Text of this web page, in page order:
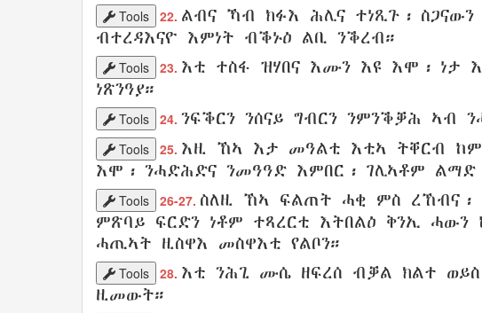
Tools 22. ልብና ኻብ ክፉእ ሕሊና ተነጺጉ ፡ ስጋናውን
ብተረዳእናዮ እምነት ብቕኑዕ ልቢ ንቕረብ።
Tools 23. እቲ ተስፋ ዝሃበና እሙን እዩ እሞ፡ ነታ
ነጽንዓያ።
Tools 24. ንፍቕርን ንሰናይ ግብርን ንምንቕቓሕ ኣብ
Tools 25. እዚ ኸኣ እታ መዓልቲ እቲኣ ትቐርብ ከም
እሞ፡ ንሓድሕድና ንመዓዓድ እምበር፡ ገሊኣቶም ልማድ
Tools 26-27. ስለዚ ኸኣ ፍልጠት ሓቂ ምስ ረኸብና ፡
ምጽባይ ፍርድን ነቶም ተጻረርቲ እትበልዕ ቅንኢ ሓውን
ሓጢኣት ዚስዋእ መስዋእቲ የልቦን።
Tools 28. እቲ ንሕጊ ሙሴ ዘፍረሰ ብቓል ክልተ ወይስ
ዚመውት።